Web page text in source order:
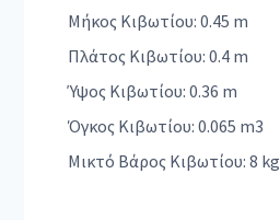
Μήκος Κιβωτίου: 0.45 m
Πλάτος Κιβωτίου: 0.4 m
Ύψος Κιβωτίου: 0.36 m
Όγκος Κιβωτίου: 0.065 m3
Μικτό Βάρος Κιβωτίου: 8 kg